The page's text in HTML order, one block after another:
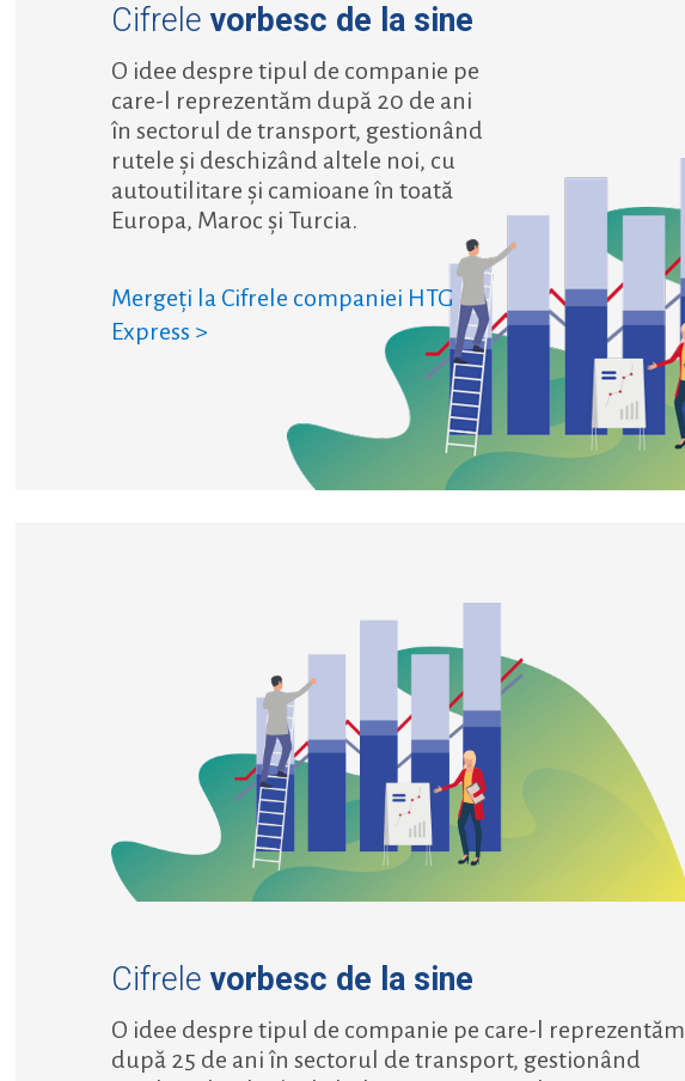
Cifrele vorbesc de la sine
O idee despre tipul de companie pe
care-l reprezentăm după 20 de ani
în sectorul de transport, gestionând
rutele și deschizând altele noi, cu
autoutilitare și camioane în toată
Europa, Maroc și Turcia.
Mergeți la Cifrele companiei HTG
Express >
Cifrele vorbesc de la sine
O idee despre tipul de companie pe care-l reprezentăm
după 25 de ani în sectorul de transport, gestionând